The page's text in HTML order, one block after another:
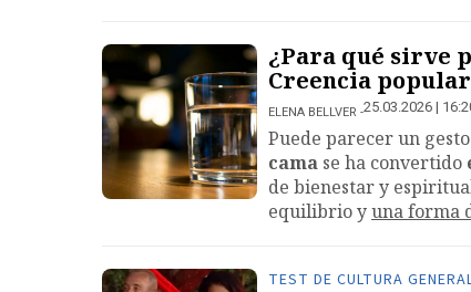
¿Para qué sirve
Creencia popular
ELENA BELLVER 25.03.2026 |
Puede parecer un
cama se ha convertido
de bienestar y
equilibrio yuna forma
TEST DE CULTURA